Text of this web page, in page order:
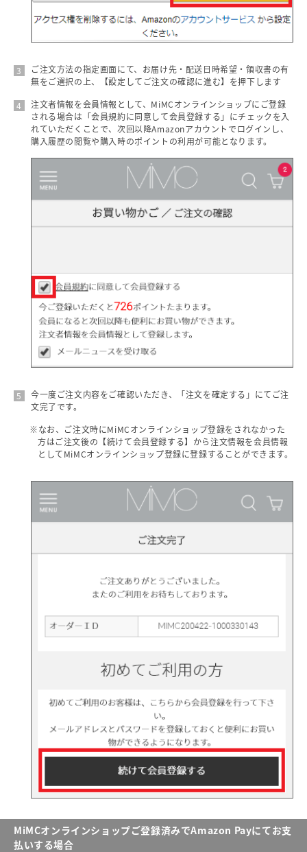
ご注文方法の指定画面にて、お届け先・配送日時希望・領収書の有
無をご選択の上、【設定してご注文の確認に進む】を押下します
注文者情報を会員情報として、MiMCオンラインショップにご登録
される場合は「会員規約に同意して会員登録する」にチェックを入
れていただくことで、次回以降Amazonアカウントでログインし、
購入履歴の閲覧や購入時のポイントの利用が可能となります。
今一度ご注文内容をご確認いただき、「注文を確定する」にてご注
文完了です。
※なお、ご注文時にMiMCオンラインショップ登録をされなかった
方はご注文後の【続けて会員登録する】から注文情報を会員情報
としてMiMCオンラインショップ登録に登録することができます。
MiMCオンラインショップご登録済みでAmazon Payにてお支
払いする場合